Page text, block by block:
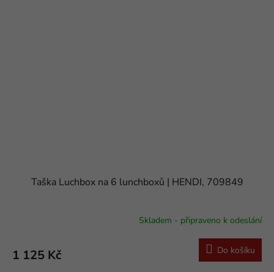
Taška Luchbox na 6 lunchboxů | HENDI, 709849
Skladem - připraveno k odeslání
1 125 Kč Do košíku